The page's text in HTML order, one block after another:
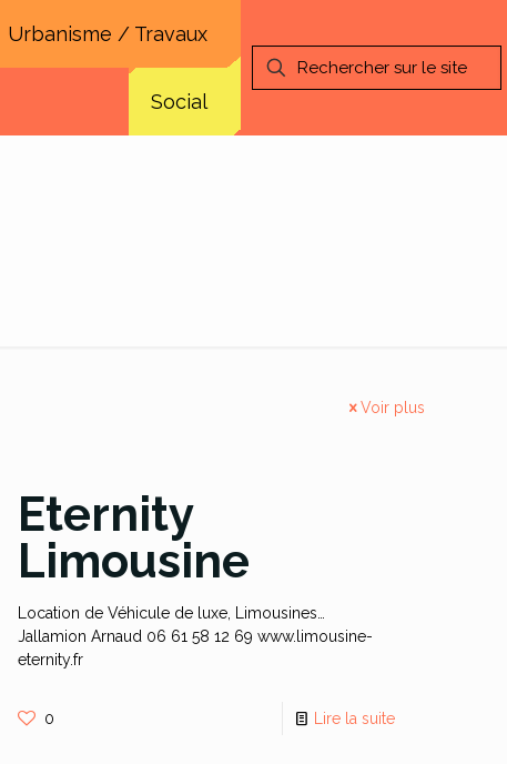
Urbanisme / Travaux
Social
Voir plus
Eternity
Limousine
Location de Véhicule de luxe, Limousines…
Jallamion Arnaud 06 61 58 12 69 www.limousine-
eternity.fr
0 Lire la suite